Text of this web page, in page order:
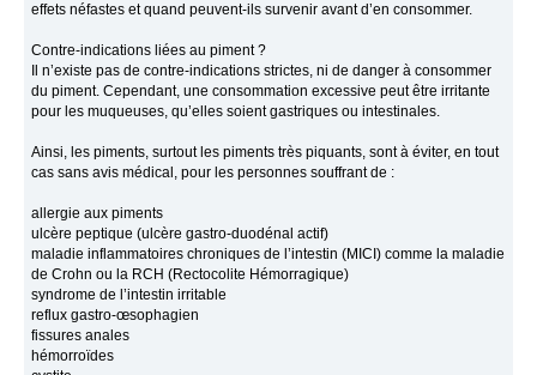
effets néfastes et quand peuvent-ils survenir avant d’en consommer.
Contre-indications liées au piment ?
Il n’existe pas de contre-indications strictes, ni de danger à consommer
du piment. Cependant, une consommation excessive peut être irritante
pour les muqueuses, qu’elles soient gastriques ou intestinales.
Ainsi, les piments, surtout les piments très piquants, sont à éviter, en tout
cas sans avis médical, pour les personnes souffrant de :
allergie aux piments
ulcère peptique (ulcère gastro-duodénal actif)
maladie inflammatoires chroniques de l’intestin (MICI) comme la maladie
de Crohn ou la RCH (Rectocolite Hémorragique)
syndrome de l’intestin irritable
reflux gastro-œsophagien
fissures anales
hémorroïdes